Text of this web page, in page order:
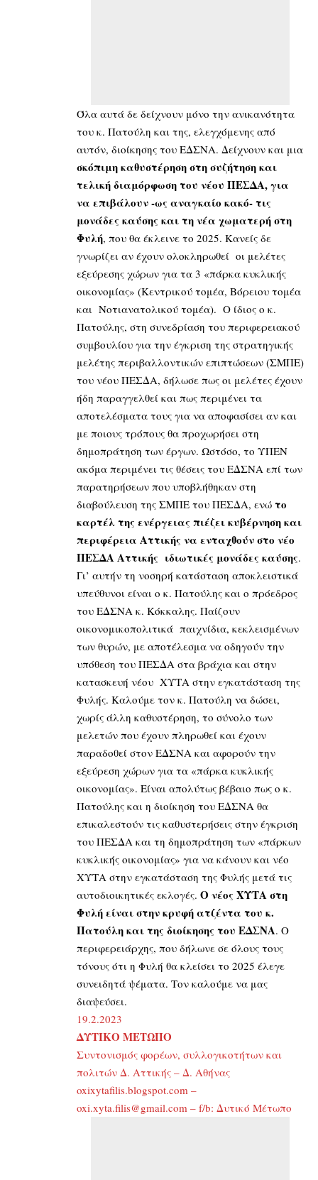
Όλα αυτά δε δείχνουν μόνο την ανικανότητα
του κ. Πατούλη και της, ελεγχόμενης από
αυτόν, διοίκησης του ΕΔΣΝΑ. Δείχνουν και μια
σκόπιμη καθυστέρηση στη συζήτηση και
τελική διαμόρφωση του νέου ΠΕΣΔΑ, για
να επιβάλουν -ως αναγκαίο κακό- τις
μονάδες καύσης και τη νέα χωματερή στη
Φυλή, που θα έκλεινε το 2025. Κανείς δε
γνωρίζει αν έχουν ολοκληρωθεί οι μελέτες
εξεύρεσης χώρων για τα 3 «πάρκα κυκλικής
οικονομίας» (Κεντρικού τομέα, Βόρειου τομέα
και Νοτιανατολικού τομέα). Ο ίδιος ο κ.
Πατούλης, στη συνεδρίαση του περιφερειακού
συμβουλίου για την έγκριση της στρατηγικής
μελέτης περιβαλλοντικών επιπτώσεων (ΣΜΠΕ)
του νέου ΠΕΣΔΑ, δήλωσε πως οι μελέτες έχουν
ήδη παραγγελθεί και πως περιμένει τα
αποτελέσματα τους για να αποφασίσει αν και
με ποιους τρόπους θα προχωρήσει στη
δημοπράτηση των έργων. Ωστόσο, το ΥΠΕΝ
ακόμα περιμένει τις θέσεις του ΕΔΣΝΑ επί των
παρατηρήσεων που υποβλήθηκαν στη
διαβούλευση της ΣΜΠΕ του ΠΕΣΔΑ, ενώ το
καρτέλ της ενέργειας πιέζει κυβέρνηση και
περιφέρεια Αττικής να ενταχθούν στο νέο
ΠΕΣΔΑ Αττικής ιδιωτικές μονάδες καύσης.
Γι’ αυτήν τη νοσηρή κατάσταση αποκλειστικά
υπεύθυνοι είναι ο κ. Πατούλης και ο πρόεδρος
του ΕΔΣΝΑ κ. Κόκκαλης. Παίζουν
οικονομικοπολιτικά παιχνίδια, κεκλεισμένων
των θυρών, με αποτέλεσμα να οδηγούν την
υπόθεση του ΠΕΣΔΑ στα βράχια και στην
κατασκευή νέου ΧΥΤΑ στην εγκατάσταση της
Φυλής. Καλούμε τον κ. Πατούλη να δώσει,
χωρίς άλλη καθυστέρηση, το σύνολο των
μελετών που έχουν πληρωθεί και έχουν
παραδοθεί στον ΕΔΣΝΑ και αφορούν την
εξεύρεση χώρων για τα «πάρκα κυκλικής
οικονομίας». Είναι απολύτως βέβαιο πως ο κ.
Πατούλης και η διοίκηση του ΕΔΣΝΑ θα
επικαλεστούν τις καθυστερήσεις στην έγκριση
του ΠΕΣΔΑ και τη δημοπράτηση των «πάρκων
κυκλικής οικονομίας» για να κάνουν και νέο
ΧΥΤΑ στην εγκατάσταση της Φυλής μετά τις
αυτοδιοικητικές εκλογές. Ο νέος ΧΥΤΑ στη
Φυλή είναι στην κρυφή ατζέντα του κ.
Πατούλη και της διοίκησης του ΕΔΣΝΑ. Ο
περιφερειάρχης, που δήλωνε σε όλους τους
τόνους ότι η Φυλή θα κλείσει το 2025 έλεγε
συνειδητά ψέματα. Τον καλούμε να μας
διαψεύσει.
19.2.2023
ΔΥΤΙΚΟ ΜΕΤΩΠΟ
Συντονισμός φορέων, συλλογικοτήτων και
πολιτών Δ. Αττικής – Δ. Αθήνας
oxixytafilis.blogspot.com –
oxi.xyta.filis@gmail.com – f/b: Δυτικό Μέτωπο